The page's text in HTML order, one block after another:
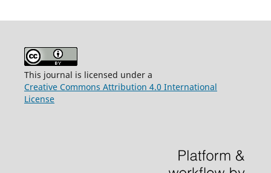
This journal is licensed under a
Creative Commons Attribution 4.0 International
License